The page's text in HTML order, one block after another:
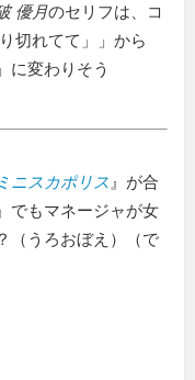
優月のセリフは、コ
切れてて
」から
に変わりそう
ミニスカポリス 』が合
でもマネージャが女
うろおぼえ）（で